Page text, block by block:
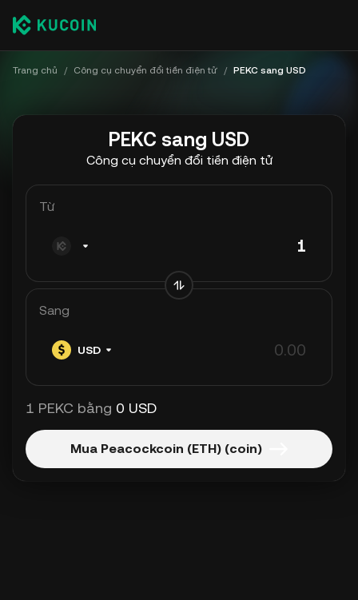
Trang chủ / Công cụ chuyển đổi tiền điện tử / PEKC sang USD
PEKC sang USD
Công cụ chuyển đổi tiền điện tử
Từ
Sang
USD
1 PEKC bằng 0 USD
Mua Peacockcoin (ETH) (coin)